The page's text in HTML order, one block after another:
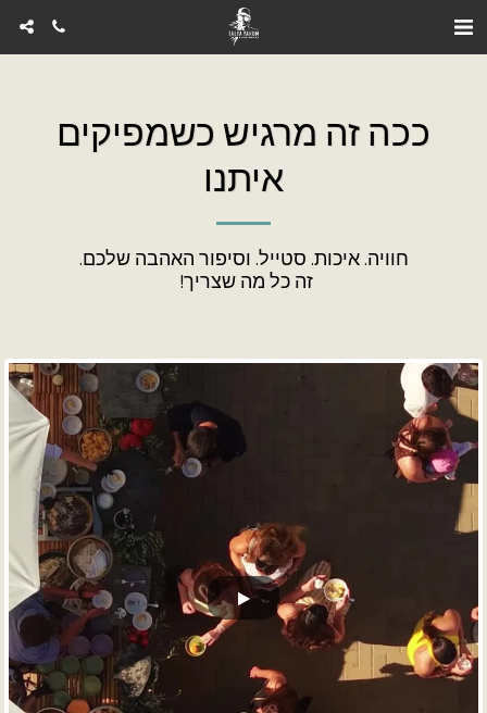
ככה זה מרגיש כשמפיקים
איתנו
זה כל מה שצריך!